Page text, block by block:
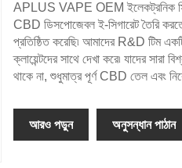
APLUS VAPE OEM ইলেকট্রনিক
CBD ডিসপোজেবল ই-সিগারেট তৈরি করতে
প্রতিষ্ঠিত করেছি৷ আমাদের R&D টিম
ক্লায়েন্টদের সাথে দেখা করে৷ যাদের
থাকে না, শুধুমাত্র পূর্ণ CBD তেল এবং
আরও পড়ুন অনুসন্ধান পাঠান